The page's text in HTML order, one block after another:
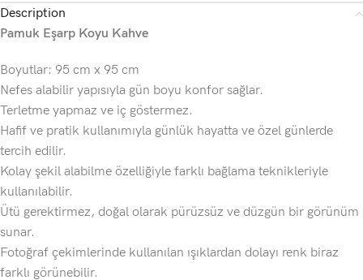
Description
Pamuk Eşarp Koyu Kahve
Boyutlar: 95 cm x 95 cm
Nefes alabilir yapısıyla gün boyu konfor sağlar.
Terletme yapmaz ve iç göstermez.
Hafif ve pratik kullanımıyla günlük hayatta ve özel günlerde
tercih edilir.
Kolay şekil alabilme özelliğiyle farklı bağlama teknikleriyle
kullanılabilir.
Ütü gerektirmez, doğal olarak pürüzsüz ve düzgün bir görünüm
sunar.
Fotoğraf çekimlerinde kullanılan ışıklardan dolayı renk biraz
farklı görünebilir.